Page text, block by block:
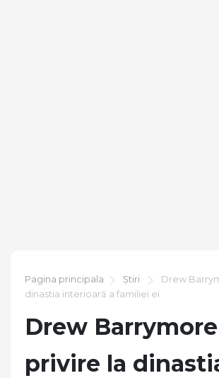
Pagina principala Știri
Drew
dinastia interioară a familiei ei
Drew
privire la